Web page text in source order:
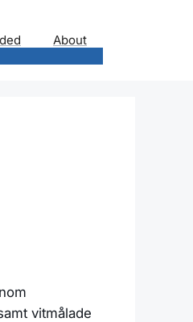
About
vitmålade